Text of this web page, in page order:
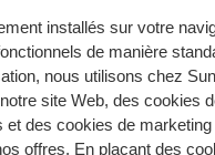
installés sur votre
de manière
nous utilisons chez
site Web, des cookies
des cookies de
offres. En plaçant des
principalement par
28